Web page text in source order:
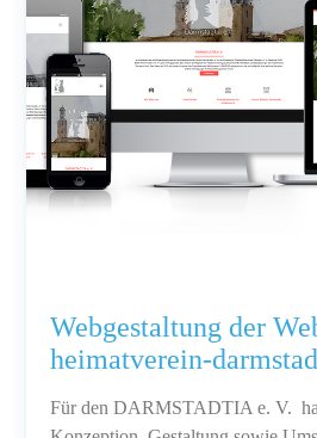
Webgestaltung der
heimatverein-
Für den DARMSTADTIA e. V.